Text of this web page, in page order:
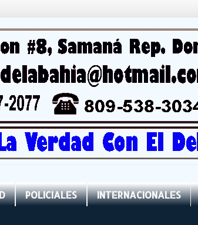
POLICIALES
INTERNACIONALES